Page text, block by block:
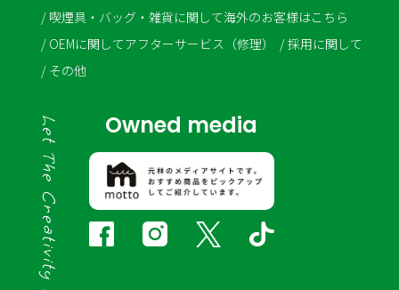
喫煙具・バッグ・雑貨に関して海外のお客様はこちら
OEMに関してアフターサービス（修理）
採用に関して
その他
Owned media